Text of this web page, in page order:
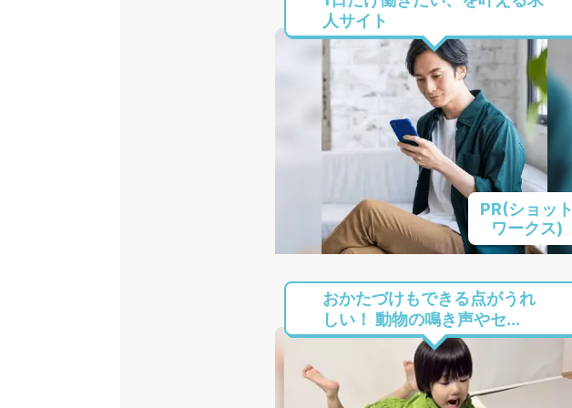
人サイト
PR(ショット
ワークス)
おかたづけもできる点がうれ
しい！ 動物の鳴き声やセ...